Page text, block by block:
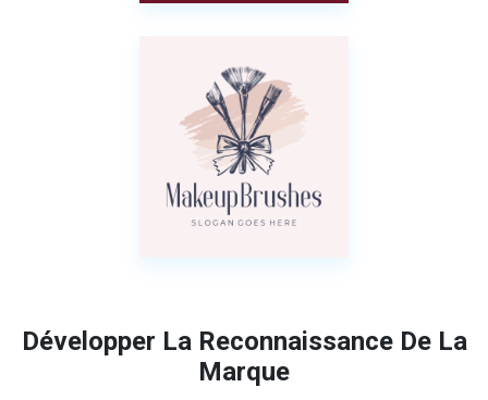
Développer La Reconnaissance De La
Marque